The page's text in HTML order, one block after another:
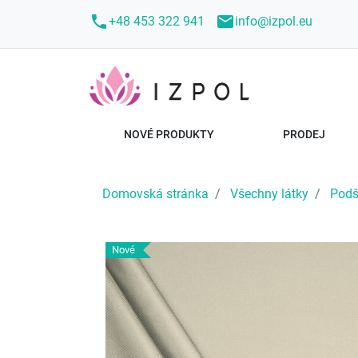
call+48 453 322 941 mailinfo@izpol.eu
NOVÉ PRODUKTY PRODEJ
Domovská stránka Všechny látky
Nové